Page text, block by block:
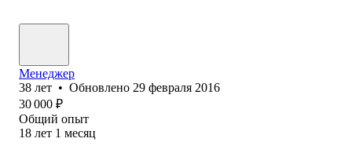
Менеджер
38 лет • Обновлено 29 февраля 2016
30 000 ₽
Общий опыт
18 лет 1 месяц